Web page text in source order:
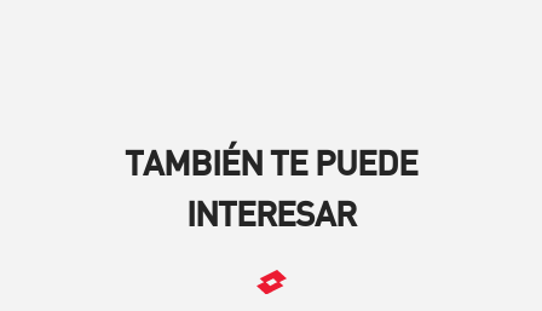
TAMBIÉN TE PUEDE
INTERESAR